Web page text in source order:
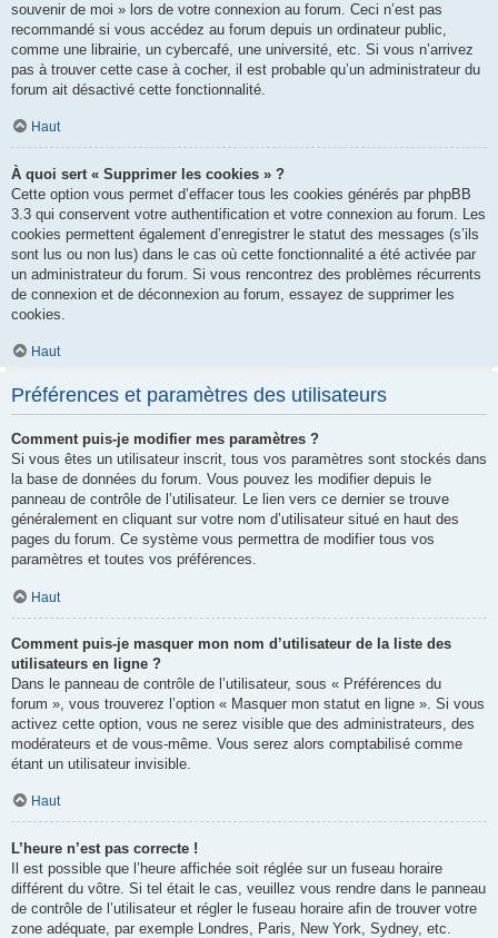
souvenir de moi » lors de votre connexion au forum. Ceci n’est pas
recommandé si vous accédez au forum depuis un ordinateur public,
comme une librairie, un cybercafé, une université, etc. Si vous n’arrivez
pas à trouver cette case à cocher, il est probable qu’un administrateur du
forum ait désactivé cette fonctionnalité.
Haut
À quoi sert « Supprimer les cookies » ?
Cette option vous permet d’effacer tous les cookies générés par phpBB
3.3 qui conservent votre authentification et votre connexion au forum. Les
cookies permettent également d’enregistrer le statut des messages (s’ils
sont lus ou non lus) dans le cas où cette fonctionnalité a été activée par
un administrateur du forum. Si vous rencontrez des problèmes récurrents
de connexion et de déconnexion au forum, essayez de supprimer les
cookies.
Haut
Préférences et paramètres des utilisateurs
Comment puis-je modifier mes paramètres ?
Si vous êtes un utilisateur inscrit, tous vos paramètres sont stockés dans
la base de données du forum. Vous pouvez les modifier depuis le
panneau de contrôle de l’utilisateur. Le lien vers ce dernier se trouve
généralement en cliquant sur votre nom d’utilisateur situé en haut des
pages du forum. Ce système vous permettra de modifier tous vos
paramètres et toutes vos préférences.
Haut
Comment puis-je masquer mon nom d’utilisateur de la liste des
utilisateurs en ligne ?
Dans le panneau de contrôle de l’utilisateur, sous « Préférences du
forum », vous trouverez l’option « Masquer mon statut en ligne ». Si vous
activez cette option, vous ne serez visible que des administrateurs, des
modérateurs et de vous-même. Vous serez alors comptabilisé comme
étant un utilisateur invisible.
Haut
L’heure n’est pas correcte !
Il est possible que l’heure affichée soit réglée sur un fuseau horaire
différent du vôtre. Si tel était le cas, veuillez vous rendre dans le panneau
de contrôle de l’utilisateur et régler le fuseau horaire afin de trouver votre
zone adéquate, par exemple Londres, Paris, New York, Sydney, etc.